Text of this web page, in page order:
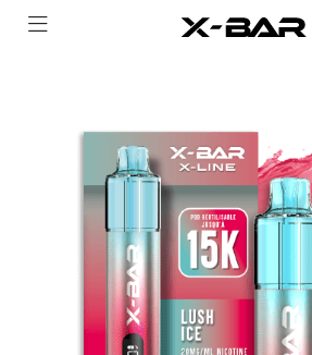
ABONNEMENTS
COLLECTIONS
CONTACTA CON NOSOTROS
PREGUNTAS MÁS FRECUENTES